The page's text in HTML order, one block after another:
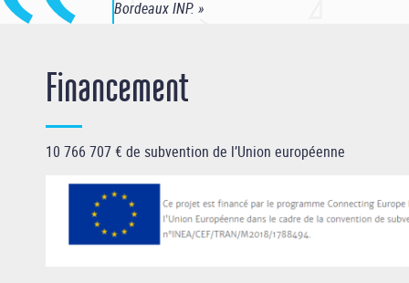
Bordeaux INP. »
Financement
10 766 707 € de subvention de l’Union européenne